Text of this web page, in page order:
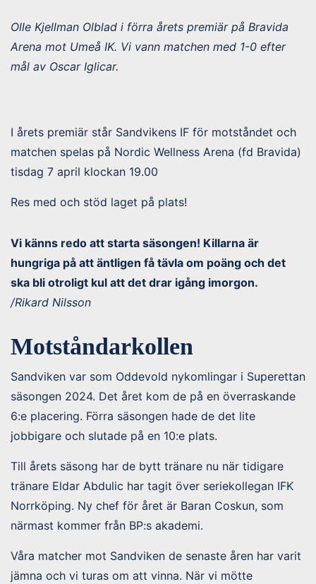
Olle Kjellman Olblad i förra årets premiär på Bravida
Arena mot Umeå IK. Vi vann matchen med 1-0 efter
mål av Oscar Iglicar.
I årets premiär står Sandvikens IF för motståndet och
matchen spelas på Nordic Wellness Arena (fd Bravida)
tisdag 7 april klockan 19.00
Res med och stöd laget på plats!
Vi känns redo att starta säsongen! Killarna är
hungriga på att äntligen få tävla om poäng och det
ska bli otroligt kul att det drar igång imorgon.
/Rikard Nilsson
Motståndarkollen
Sandviken var som Oddevold nykomlingar i Superettan
säsongen 2024. Det året kom de på en överraskande
6:e placering. Förra säsongen hade de det lite
jobbigare och slutade på en 10:e plats.
Till årets säsong har de bytt tränare nu när tidigare
tränare Eldar Abdulic har tagit över seriekollegan IFK
Norrköping. Ny chef för året är Baran Coskun, som
närmast kommer från BP:s akademi.
Våra matcher mot Sandviken de senaste åren har varit
jämna och vi turas om att vinna. När vi mötte